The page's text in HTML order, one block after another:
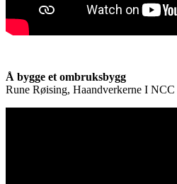
Å bygge et ombruksbygg
Rune Røising, Haandverkerne I NCC